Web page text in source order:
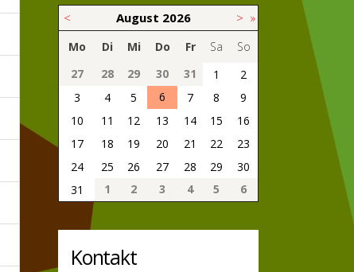
< August 2026 > »
Mo Di Mi Do Fr Sa
So
27
28 29 30 31 1
2
3
4 5 6 7 8
9
10
11 12 13 14 15
16
17
18 19 20 21 22
23
24
25 26 27 28 29
30
31
1 2 3 4 5 6
Kontakt